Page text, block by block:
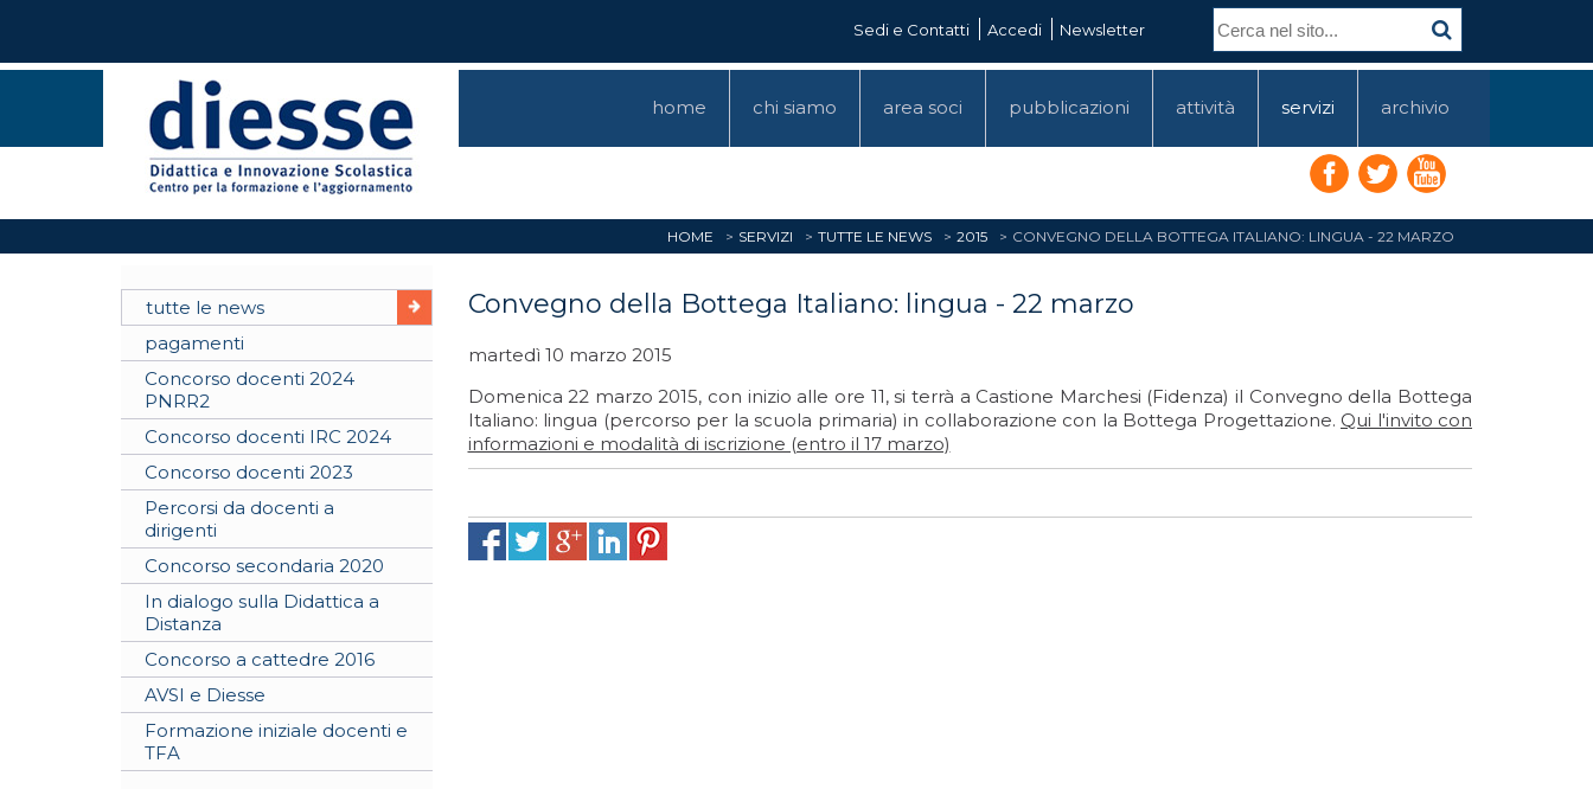
Sedi e Contatti Accedi Newsletter
home chi siamo area soci pubblicazioni attività servizi archivio
HOME SERVIZI TUTTE LE NEWS 2015 CONVEGNO DELLA BOTTEGA ITALIANO: LINGUA - 22 MARZO
tutte le news
pagamenti
Concorso docenti 2024
PNRR2
Concorso docenti IRC 2024
Concorso docenti 2023
Percorsi da docenti a
dirigenti
Concorso secondaria 2020
In dialogo sulla Didattica a
Distanza
Concorso a cattedre 2016
AVSI e Diesse
Formazione iniziale docenti e
TFA
Convegno della Bottega Italiano: lingua - 22 marzo
martedì 10 marzo 2015
Domenica 22 marzo 2015, con inizio alle ore 11, si terrà a Castione Marchesi (Fidenza) il Convegno della Bottega
Italiano: lingua (percorso per la scuola primaria) in collaborazione con la Bottega Progettazione. Qui l'invito con
informazioni e modalità di iscrizione (entro il 17 marzo)